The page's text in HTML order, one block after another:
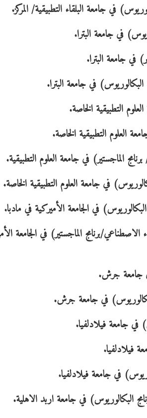
في جامعة البلقاء التطبيقية/ المركز.
في جامعة البترا.
في جامعة البترا.
في جامعة البترا.
التطبيقية الخاصة.
العلوم التطبيقية الخاصة.
الماجستير) في جامعة العلوم التطبيقية.
في جامعة العلوم التطبيقية الخاصة.
في الجامعة الأميركية في مادبا.
برنامج الماجستير) في الجامعة
جامعة جرش.
في جامعة جرش.
في جامعة فيلادلفيا.
فيلادلفيا.
في جامعة فيلادلفيا.
البكالوريوس) في جامعة اربد الاهلية.